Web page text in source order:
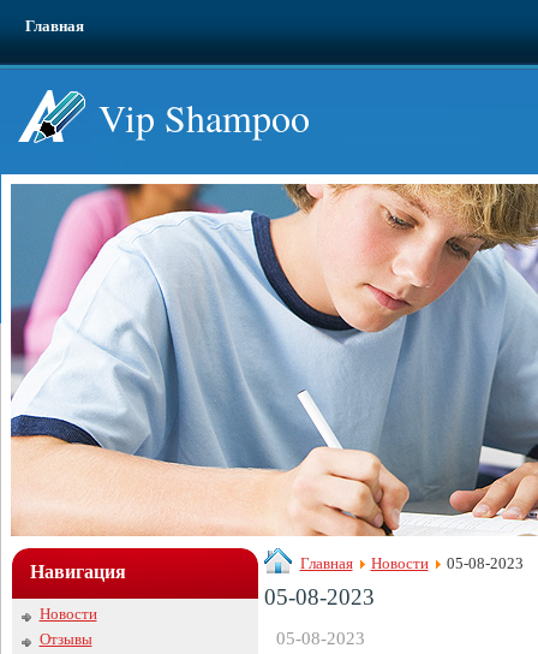
Главная
Vip Shampoo
Навигация
Новости
Отзывы
Главная Новости 05-08-2023
05-08-2023
05-08-2023